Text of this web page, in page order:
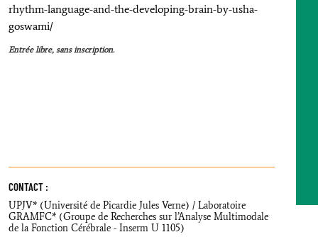
rhythm-language-and-the-developing-brain-by-usha-
goswami/
Entrée libre, sans inscription.
CONTACT :
UPJV* (Université de Picardie Jules Verne) / Laboratoire
GRAMFC* (Groupe de Recherches sur l’Analyse Multimodale
de la Fonction Cérébrale - Inserm U 1105)